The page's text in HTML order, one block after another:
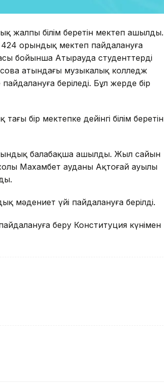
жалпы білім беретін мектеп ашылды.
орындық мектеп пайдалануға
бойынша Атырауда студенттерді
атындағы музыкалық колледж
беріледі. Бұл жерде бір
бір мектепке дейінгі білім беретін
балабақша ашылды. Жыл сайын
Маxамбет ауданы Ақтоғай ауылы
үйі пайдалануға берілді.
беру Конституция күнімен